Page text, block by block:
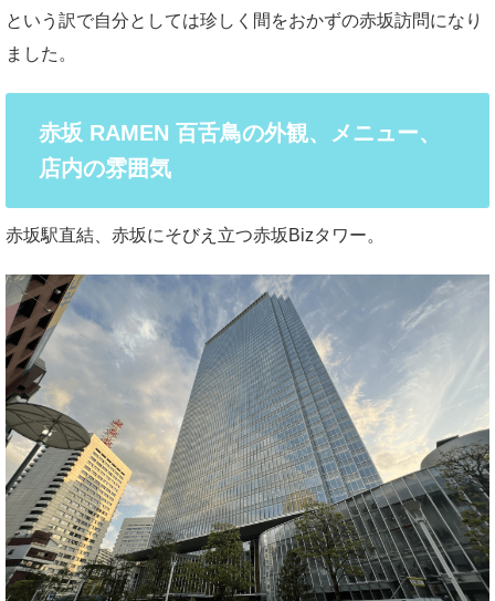
という訳で自分としては珍しく間をおかずの赤坂訪問になり
ました。
赤坂 RAMEN 百舌鳥の外観、メニュー、
店内の雰囲気
赤坂駅直結、赤坂にそびえ立つ赤坂Bizタワー。